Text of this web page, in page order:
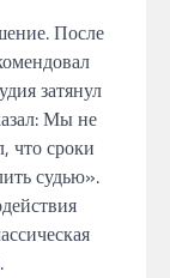
После
затянул
Мы не
что сроки
судью».